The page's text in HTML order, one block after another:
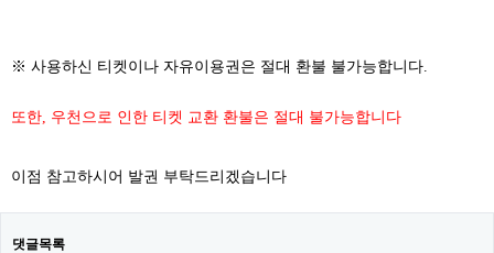
※ 사용하신 티켓이나 자유이용권은 절대 환불 불가능합니다.
또한, 우천으로 인한 티켓 교환 환불은 절대 불가능합니다
이점 참고하시어 발권 부탁드리겠습니다
댓글목록